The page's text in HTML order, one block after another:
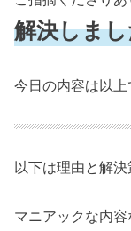
解決しま
今日の内容は以上
以下は理由と解決
マニアックな内容